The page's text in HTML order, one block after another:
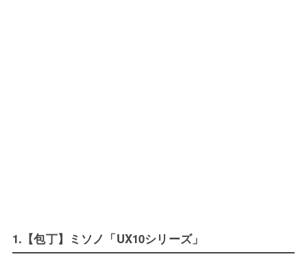
1.【包丁】ミソノ「UX10シリーズ」